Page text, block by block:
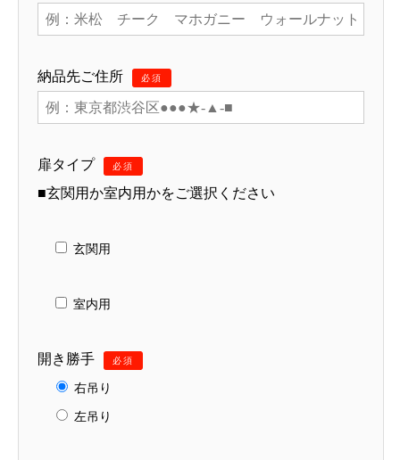
納品先ご住所 必須
扉タイプ 必須
■玄関用か室内用かをご選択ください
玄関用
室内用
開き勝手 必須
右吊り
左吊り